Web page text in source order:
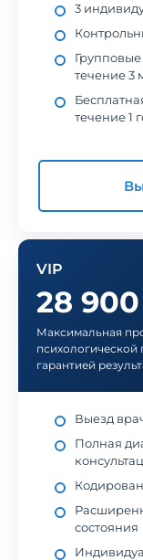
3
течение 3
течение 1
VIP
28 900
Максимальная
гарантией
Выезд
Полная
состояния